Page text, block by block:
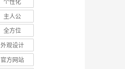
主人公
全方位
外观设计
官方网站